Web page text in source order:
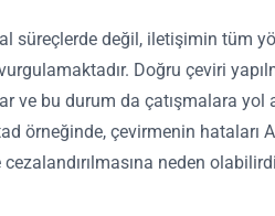
süreçlerde değil, iletişimin tüm
Doğru çeviri
ve bu durum da çatışmalara
örneğinde, çevirmenin hataları
neden